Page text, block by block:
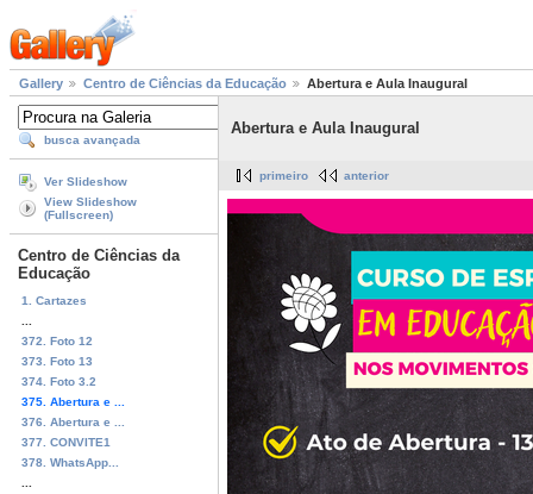
Gallery Centro de Ciências da Educação Abertura e Aula Inaugural
busca avançada
Ver Slideshow
View Slideshow
(Fullscreen)
Centro de Ciências da
Educação
1. Cartazes
372. Foto 12
373. Foto 13
374. Foto 3.2
375. Abertura e ...
376. Abertura e ...
377. CONVITE1
378. WhatsApp...
Abertura e Aula Inaugural
primeiro anterior